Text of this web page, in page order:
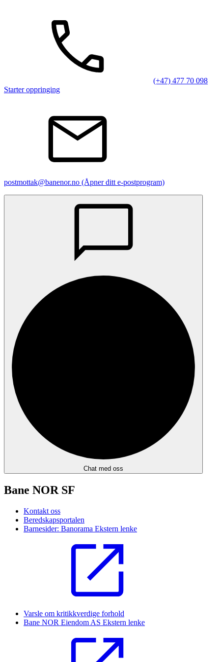
(+47) 477 70 098
Starter oppringing
postmottak@banenor.no (Åpner ditt e-postprogram)
Chat med oss
Bane NOR SF
Kontakt oss
Beredskapsportalen
Barnesider: Banorama Ekstern lenke
Varsle om kritikkverdige forhold
Bane NOR Eiendom AS Ekstern lenke